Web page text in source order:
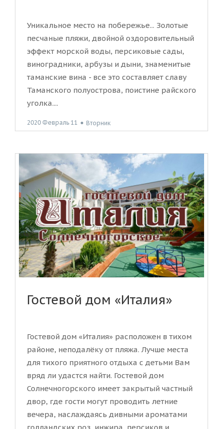
Уникальное место на побережье... Золотые
песчаные пляжи, двойной оздоровительный
эффект морской воды, персиковые сады,
виноградники, арбузы и дыни, знаменитые
таманские вина - все это составляет славу
Таманского полуострова, поистине райского
уголка....
2020 Февраль 11 ● Вторник
Гостевой дом «Италия»
Гостевой дом «Италия» расположен в тихом
районе, неподалёку от пляжа. Лучше места
для тихого приятного отдыха с детьми Вам
вряд ли удастся найти. Гостевой дом
Солнечногорского имеет закрытый частный
двор, где гости могут проводить летние
вечера, наслаждаясь дивными ароматами